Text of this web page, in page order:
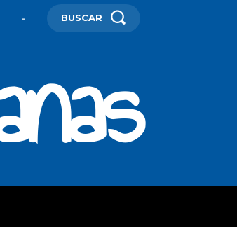
- BUSCAR